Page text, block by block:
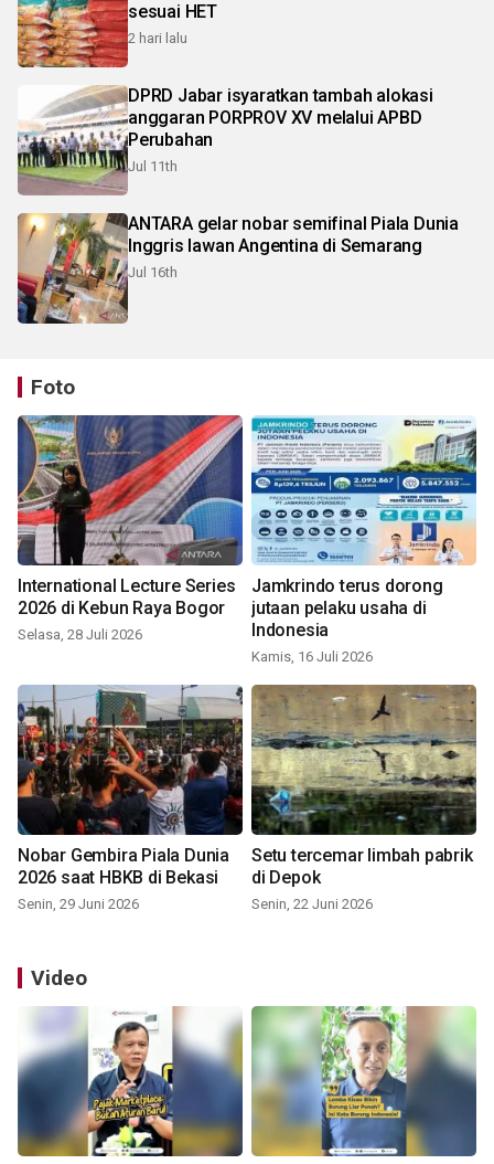
sesuai HET
2 hari lalu
DPRD Jabar isyaratkan tambah alokasi
anggaran PORPROV XV melalui APBD
Perubahan
Jul 11th
ANTARA gelar nobar semifinal Piala Dunia
Inggris lawan Angentina di Semarang
Jul 16th
Foto
International Lecture Series
2026 di Kebun Raya Bogor
Selasa, 28 Juli 2026
Jamkrindo terus dorong
jutaan pelaku usaha di
Indonesia
Kamis, 16 Juli 2026
Nobar Gembira Piala Dunia
2026 saat HBKB di Bekasi
Senin, 29 Juni 2026
Setu tercemar limbah pabrik
di Depok
Senin, 22 Juni 2026
Video